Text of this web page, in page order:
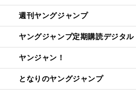
週刊ヤングジャンプ
ヤングジャンプ定期購読デジタル
ヤンジャン！
となりのヤングジャンプ